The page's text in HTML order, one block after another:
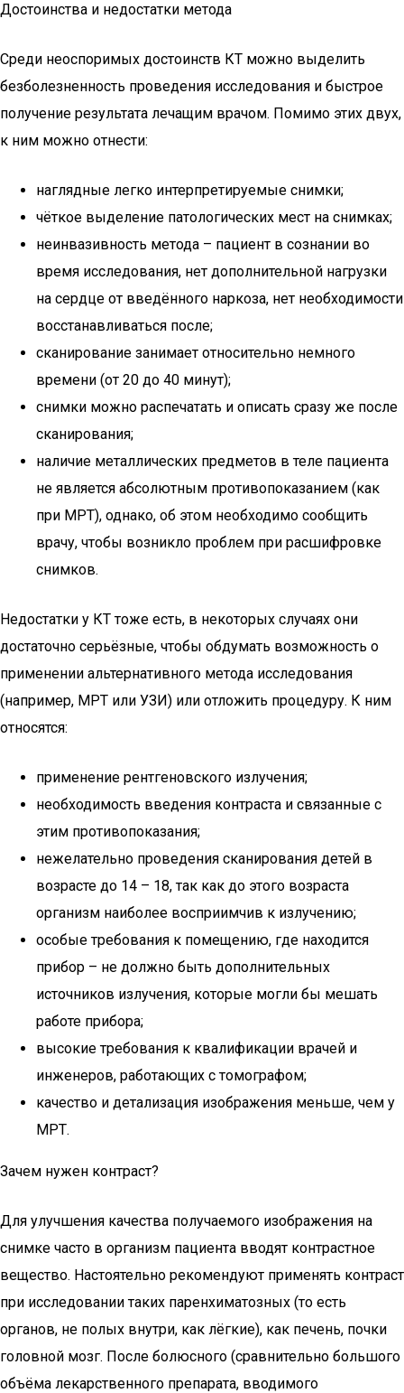
Достоинства и недостатки метода
Среди неоспоримых достоинств КТ можно выделить
безболезненность проведения исследования и быстрое
получение результата лечащим врачом. Помимо этих двух,
к ним можно отнести:
наглядные легко интерпретируемые снимки;
чёткое выделение патологических мест на снимках;
неинвазивность метода – пациент в сознании во
время исследования, нет дополнительной нагрузки
на сердце от введённого наркоза, нет необходимости
восстанавливаться после;
сканирование занимает относительно немного
времени (от 20 до 40 минут);
снимки можно распечатать и описать сразу же после
сканирования;
наличие металлических предметов в теле пациента
не является абсолютным противопоказанием (как
при МРТ), однако, об этом необходимо сообщить
врачу, чтобы возникло проблем при расшифровке
снимков.
Недостатки у КТ тоже есть, в некоторых случаях они
достаточно серьёзные, чтобы обдумать возможность о
применении альтернативного метода исследования
(например, МРТ или УЗИ) или отложить процедуру. К ним
относятся:
применение рентгеновского излучения;
необходимость введения контраста и связанные с
этим противопоказания;
нежелательно проведения сканирования детей в
возрасте до 14 – 18, так как до этого возраста
организм наиболее восприимчив к излучению;
особые требования к помещению, где находится
прибор – не должно быть дополнительных
источников излучения, которые могли бы мешать
работе прибора;
высокие требования к квалификации врачей и
инженеров, работающих с томографом;
качество и детализация изображения меньше, чем у
МРТ.
Зачем нужен контраст?
Для улучшения качества получаемого изображения на
снимке часто в организм пациента вводят контрастное
вещество. Настоятельно рекомендуют применять контраст
при исследовании таких паренхиматозных (то есть
органов, не полых внутри, как лёгкие), как печень, почки
головной мозг. После болюсного (сравнительно большого
объёма лекарственного препарата, вводимого